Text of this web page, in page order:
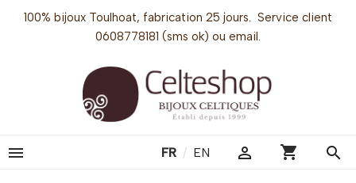
100% bijoux Toulhoat, fabrication 25 jours. Service client
0608778181 (sms ok) ou email.
 FR / EN  shopping_cart search